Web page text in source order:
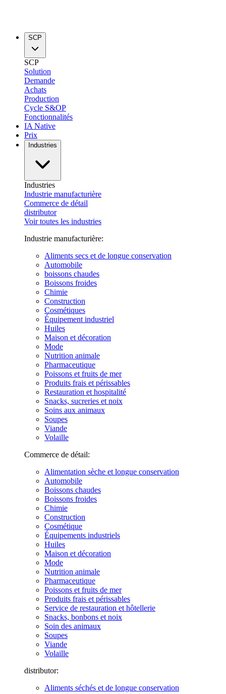
SCP
SCP
Solution
Demande
Achats
Production
Cycle S&OP
Fonctionnalités
IA Native
Prix
Industries
Industries
Industrie manufacturière
Commerce de détail
distributor
Voir toutes les industries
Industrie manufacturière:
Aliments secs et de longue conservation
Automobile
boissons chaudes
Boissons froides
Chimie
Construction
Cosmétiques
Équipement industriel
Huiles
Maison et décoration
Mode
Nutrition animale
Pharmaceutique
Poissons et fruits de mer
Produits frais et périssables
Restauration et hospitalité
Snacks, sucreries et noix
Soins aux animaux
Soupes
Viande
Volaille
Commerce de détail:
Alimentation sèche et longue conservation
Automobile
Boissons chaudes
Boissons froides
Chimie
Construction
Cosmétique
Équipements industriels
Huiles
Maison et décoration
Mode
Nutrition animale
Pharmaceutique
Poissons et fruits de mer
Produits frais et périssables
Service de restauration et hôtellerie
Snacks, bonbons et noix
Soin des animaux
Soupes
Viande
Volaille
distributor:
Aliments séchés et de longue conservation